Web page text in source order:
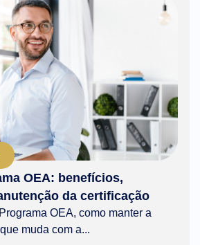
OEA: benefícios,
da certificação
OEA, como manter a
muda com a...